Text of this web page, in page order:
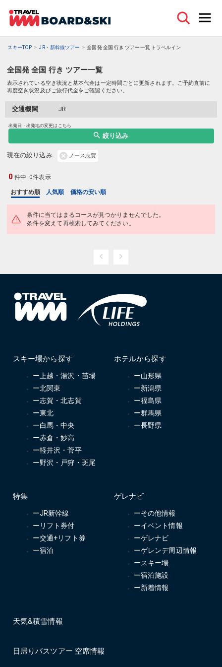
スキーTOP JR・新幹線ツアー 全国発 全国 行き ツアー一覧 トラベルイン
全国発 全国 行き ツアー一覧
表示されている空き状況と基本代金は一定時間ごとに更新されます。ご予約直前に
再度空き状況及びご旅行代金をご確認ください。
交通機関 JR
出発日・出発地の変更はこちら
絞り込み
現在の絞り込み ノース志賀
0 件中 0件表示
おすすめ順 人気順 価格の安い順
条件に当てはまるコースが見つかりませんでした。
条件を変えて再検索してみてください。
スキー場から探す
ー上越・湯沢・苗場
ー北関東
ー志賀・北志賀
ー東北
ー白馬・中央
ー赤倉・妙高
ー軽井沢・菅平
ー野沢・戸狩・斑尾
ホテルから探す
ー山形県
ー新潟県
ー福島県
ー群馬県
ー長野県
特集
ーJR新幹線
ーリフト券付
ー交通+リフト券
ー宿泊
ゲレナビ
ーその他情報
ーイベント情報
ーゲレナビ
ーゲレンデ周辺情報
ースキー場
ー宿泊施設
ー新着情報
天気&積雪情報
日帰りバスツアー 空席情報